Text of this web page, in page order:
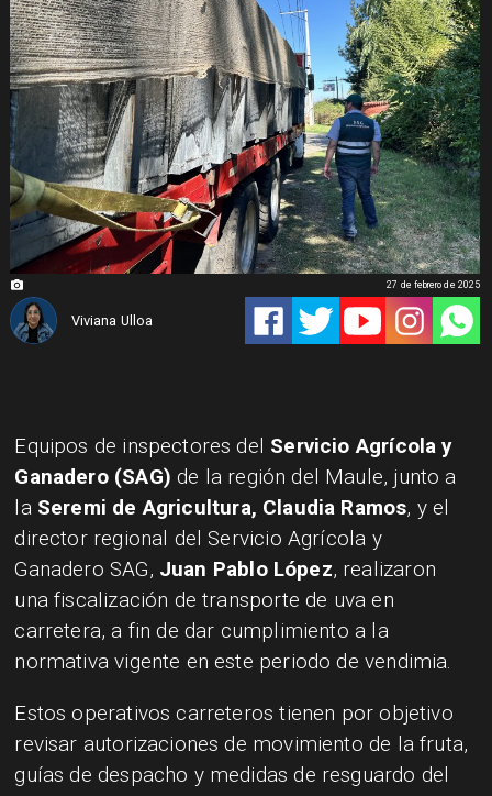
Viviana Ulloa
27 de febrero de 2025
Equipos de inspectores del Servicio Agrícola y
Ganadero (SAG) de la región del Maule, junto a
la Seremi de Agricultura, Claudia Ramos, y el
director regional del Servicio Agrícola y
Ganadero SAG, Juan Pablo López, realizaron
una fiscalización de transporte de uva en
carretera, a fin de dar cumplimiento a la
normativa vigente en este periodo de vendimia.
Estos operativos carreteros tienen por objetivo
revisar autorizaciones de movimiento de la fruta,
guías de despacho y medidas de resguardo del